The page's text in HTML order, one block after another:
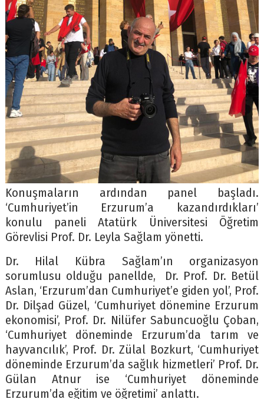
Konuşmaların ardından panel başladı.
‘Cumhuriyet’in Erzurum’a kazandırdıkları’
konulu paneli Atatürk Üniversitesi Öğretim
Görevlisi Prof. Dr. Leyla Sağlam yönetti.
Dr. Hilal Kübra Sağlam’ın organizasyon
sorumlusu olduğu panellde, Dr. Prof. Dr. Betül
Aslan, ‘Erzurum’dan Cumhuriyet’e giden yol’, Prof.
Dr. Dilşad Güzel, ‘Cumhuriyet dönemine Erzurum
ekonomisi’, Prof. Dr. Nilüfer Sabuncuoğlu Çoban,
‘Cumhuriyet döneminde Erzurum’da tarım ve
hayvancılık’, Prof. Dr. Zülal Bozkurt, ‘Cumhuriyet
döneminde Erzurum’da sağlık hizmetleri’ Prof. Dr.
Gülan Atnur ise ‘Cumhuriyet döneminde
Erzurum’da eğitim ve öğretimi’ anlattı.